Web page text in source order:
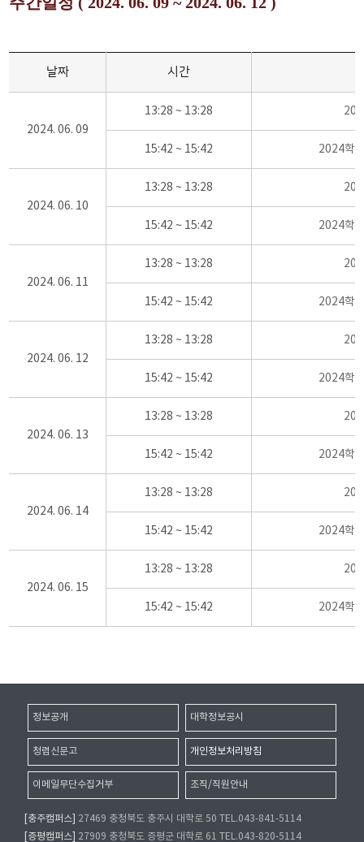
날짜 시간
2024. 06. 09
13:28 ~ 13:28
15:42 ~ 15:42 2024학
2024. 06. 10
13:28 ~ 13:28
15:42 ~ 15:42 2024학
2024. 06. 11
13:28 ~ 13:28
15:42 ~ 15:42 2024학
2024. 06. 12
13:28 ~ 13:28
15:42 ~ 15:42 2024학
2024. 06. 13
13:28 ~ 13:28
15:42 ~ 15:42 2024학
2024. 06. 14
13:28 ~ 13:28
15:42 ~ 15:42 2024학
2024. 06. 15
13:28 ~ 13:28
15:42 ~ 15:42 2024학
정보공개 대학정보공시
청렴신문고 개인정보처리방침
이메일무단수집거부 조직/직원안내
[충주캠퍼스]
27469 충청북도 충주시 대학로 50 TEL.043-841-5114
[증평캠퍼스]
27909 충청북도 증평군 대학로 61 TEL.043-820-5114